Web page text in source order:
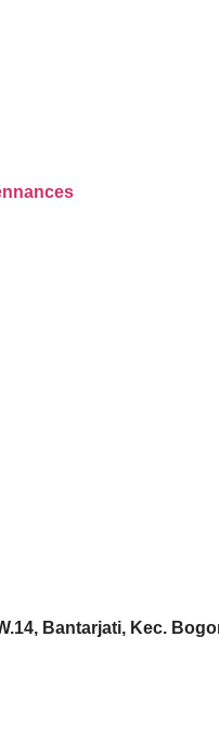
Bantarjati, Kec.